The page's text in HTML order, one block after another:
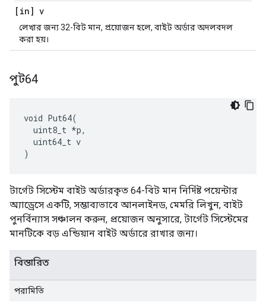
[in] v
লেখার জন্য 32-বিট মান, প্রয়োজন হলে, বাইট অর্ডার অদলবদল
করা হয়।
পুট64
void Put64(
  uint8_t *p,
  uint64_t v
)
টার্গেট সিস্টেম বাইট অর্ডারকৃত 64-বিট মান নির্দিষ্ট পয়েন্টার
অ্যাড্রেসে একটি, সম্ভাব্যভাবে আনলাইনড, মেমরি লিখুন, বাইট
পুনর্বিন্যাস সঞ্চালন করুন, প্রয়োজন অনুসারে, টার্গেট সিস্টেমের
মানটিকে বড় এন্ডিয়ান বাইট অর্ডারে রাখার জন্য।
বিস্তারিত
পরামিতি